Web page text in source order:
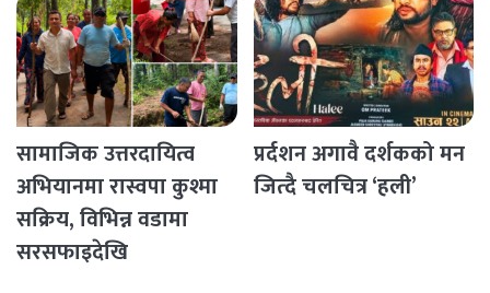
सामाजिक उत्तरदायित्व
अभियानमा रास्वपा कुश्मा
सक्रिय, विभिन्न वडामा
सरसफाइदेखि
प्रर्दशन अगावै दर्शकको मन
जित्दै चलचित्र ‘हली’